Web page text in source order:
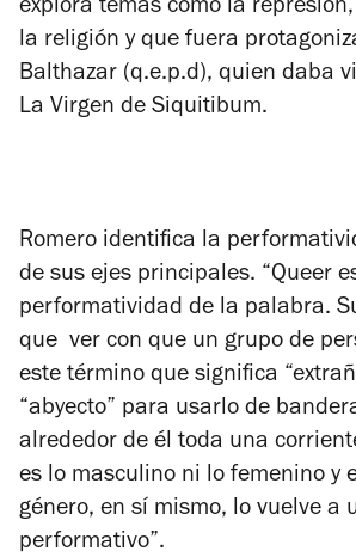
explora temas como la
la religión y que fuera
Balthazar (q.e.p.d), quien daba
La Virgen de Siquitibum.
Romero identifica la
de sus ejes principales. “Queer
performatividad de la palabra.
que ver con que un grupo de
este término que significa
“abyecto” para usarlo de
alrededor de él toda una
es lo masculino ni lo femenino y
género, en sí mismo, lo vuelve a
performativo”.